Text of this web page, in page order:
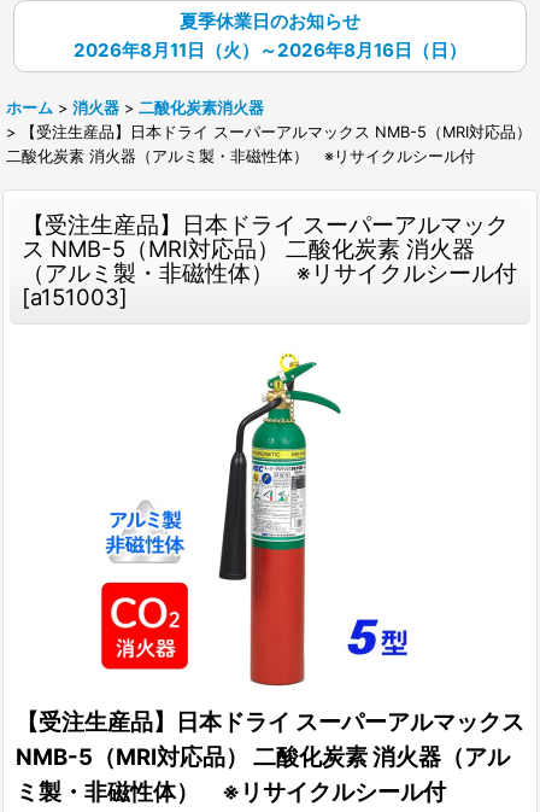
夏季休業日のお知らせ
2026年8月11日（火）～2026年8月16日（日）
ホーム > 消火器 > 二酸化炭素消火器
>
【受注生産品】日本ドライ スーパーアルマックス NMB-5（MRI対応品）
二酸化炭素 消火器（アルミ製・非磁性体） ※リサイクルシール付
【受注生産品】日本ドライ スーパーアルマック
ス NMB-5（MRI対応品） 二酸化炭素 消火器
（アルミ製・非磁性体） ※リサイクルシール付
[a151003]
【受注生産品】日本ドライ スーパーアルマックス
NMB-5（MRI対応品） 二酸化炭素 消火器（アル
ミ製・非磁性体） ※リサイクルシール付